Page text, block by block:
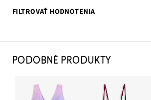
FILTROVAŤ HODNOTENIA
PODOBNÉ PRODUKTY